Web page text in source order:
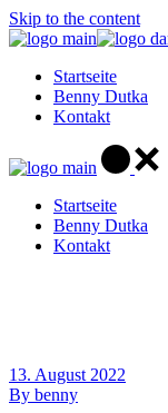
Skip to the content
Startseite
Benny Dutka
Kontakt
Startseite
Benny Dutka
Kontakt
13. August 2022
By benny